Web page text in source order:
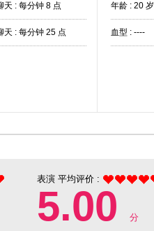
天 : 每分钟 8 点
天 : 每分钟 25 点
年龄 : 20 岁
血型 : ----
表演 平均评价 :
5.00 分